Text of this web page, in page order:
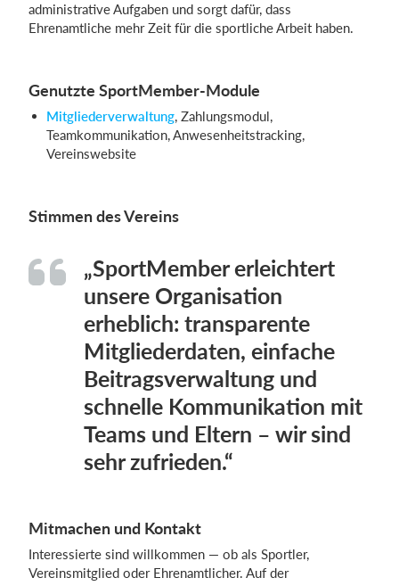
administrative Aufgaben und sorgt dafür, dass
Ehrenamtliche mehr Zeit für die sportliche Arbeit haben.
Genutzte SportMember-Module
Mitgliederverwaltung, Zahlungsmodul,
Teamkommunikation, Anwesenheitstracking,
Vereinswebsite
Stimmen des Vereins
„SportMember erleichtert
unsere Organisation
erheblich: transparente
Mitgliederdaten, einfache
Beitragsverwaltung und
schnelle Kommunikation mit
Teams und Eltern – wir sind
sehr zufrieden.“
Mitmachen und Kontakt
Interessierte sind willkommen — ob als Sportler,
Vereinsmitglied oder Ehrenamtlicher. Auf der